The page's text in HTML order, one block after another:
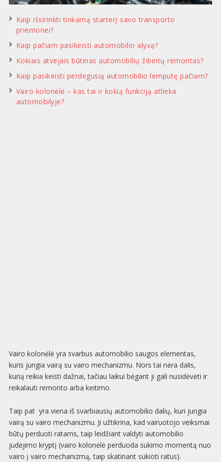
Kaip išsirinkti tinkamą starterį savo transporto
priemonei?
Kaip pačiam pasikeisti automobilio alyvą?
Kokiais atvejais būtinas automobilių žibintų remontas?
Kaip pasikeisti perdegusią automobilio lemputę pačiam?
Vairo kolonėlė – kas tai ir kokią funkciją atlieka
automobilyje?
Vairo kolonėlė yra svarbus automobilio saugos elementas,
kuris jungia vairą su vairo mechanizmu. Nors tai nėra dalis,
kurią reikia keisti dažnai, tačiau laikui bėgant ji gali nusidėvėti ir
reikalauti remonto arba keitimo.
Taip pat yra viena iš svarbiausių automobilio dalių, kuri jungia
vairą su vairo mechanizmu. Ji užtikrina, kad vairuotojo veiksmai
būtų perduoti ratams, taip leidžiant valdyti automobilio
judėjimo kryptį (vairo kolonėlė perduoda sukimo momentą nuo
vairo į vairo mechanizmą, taip skatinant sukioti ratus).